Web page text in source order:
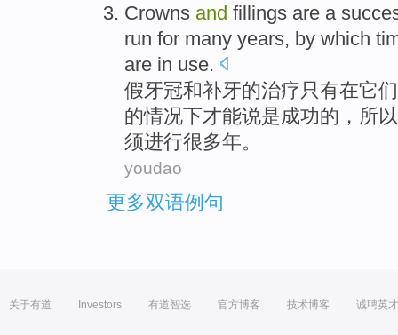
Crowns and fillings are a
run for many years, by which
are in use.
假牙冠和补牙的治疗只有在它们
的情况下才能说是成功的，所
须进行很多年。
youdao
更多双语例句
关于有道 Investors 有道智选 官方博客 技术博客 诚聘英才